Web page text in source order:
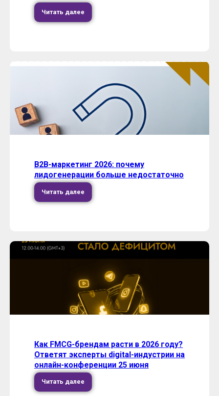
Читать далее
B2B-маркетинг 2026: почему
лидогенерации больше недостаточно
Читать далее
Как FMCG-брендам расти в 2026 году?
Ответят эксперты digital-индустрии на
онлайн-конференции 25 июня
Читать далее